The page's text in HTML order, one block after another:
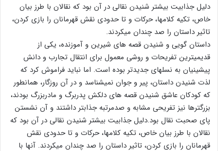
دلیل جذابیت بیشتر شنیدن نقالی در آن بود که نقالان با طرز بیان
خاص، تکیه کلامها، حرکات و تا حدودی نقش قهرمانان را بازی کردن،
تاثیر داستان را صد چندان میکردند.
داستان گویی و شنیدن قصه های شیرین و آموزنده، یکی از
قدیمیترین تفریحات و روشی معمول برای انتقال تجارب و دانش
پیشینیان به نسلهای جدیدتر بوده است. اما نباید فراموش کرد که
لذت شنیدن داستان، پیر و جوان نمیشناسد و در آن روزگار، همانطور
که کودکان عاشق شنیدن قصه های دلکش پدربرگ و مادربزرگ بودند،
بزرگترها نیز تفریحی مشابه و صدمرتبه جذابتر داشتند و آن نشستن
پای صحبت نقال بود.دلیل جذابیت بیشتر شنیدن نقالی در آن بود که
نقالان با طرز بیان خاص، تکیه کلامها، حرکات و تا حدودی نقش
قهرمانان را بازی کردن، تاثیر داستان را صد چندان میکردند. آنها با